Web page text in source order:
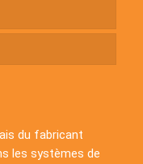
du fabricant
les systèmes de